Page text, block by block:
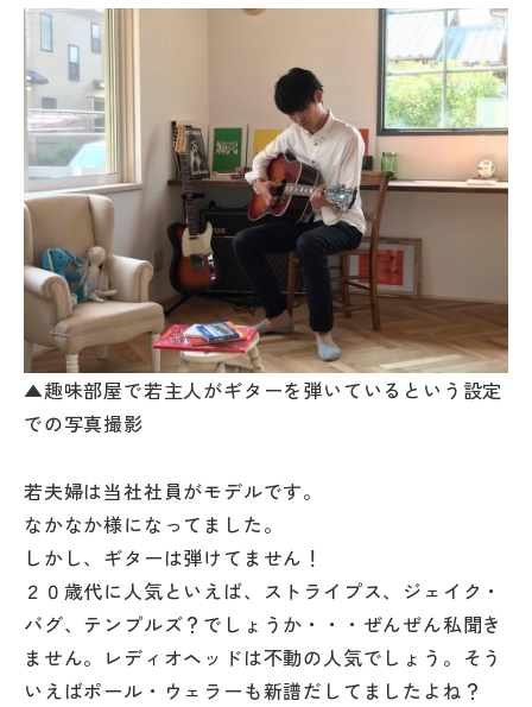
▲趣味部屋で若主人がギターを弾いているという設定
での写真撮影
若夫婦は当社社員がモデルです。
なかなか様になってました。
しかし、ギターは弾けてません！
２０歳代に人気といえば、ストライプス、ジェイク・
バグ、テンプルズ？でしょうか・・・ぜんぜん私聞き
ません。レディオヘッドは不動の人気でしょう。そう
いえばポール・ウェラーも新譜だしてましたよね？